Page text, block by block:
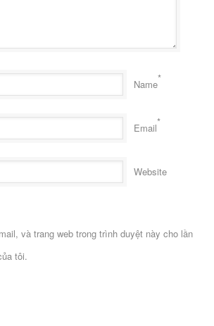
Name*
Email*
Website
và trang web trong trình duyệt này cho lần
tôi.